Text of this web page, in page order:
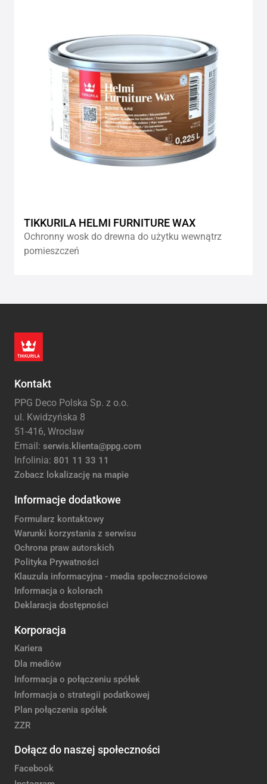
TIKKURILA HELMI FURNITURE WAX
Ochronny wosk do drewna do użytku wewnątrz
pomieszczeń
Kontakt
PPG Deco Polska Sp. z o.o.
ul. Kwidzyńska 8
51-416, Wrocław
Email: serwis.klienta@ppg.com
Infolinia: 801 11 33 11
Zobacz lokalizację na mapie
Informacje dodatkowe
Formularz kontaktowy
Warunki korzystania z serwisu
Ochrona praw autorskich
Polityka Prywatności
Klauzula informacyjna - media społecznościowe
Informacja o kolorach
Deklaracja dostępności
Korporacja
Kariera
Dla mediów
Informacja o połączeniu spółek
Informacja o strategii podatkowej
Plan połączenia spółek
ZZR
Dołącz do naszej społeczności
Facebook